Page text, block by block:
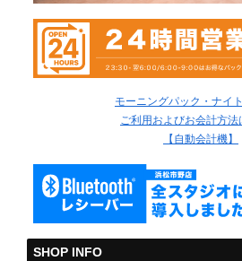
モーニングパック・ナイ
ご利用およびお会計方法
【自動会計機】
SHOP INFO